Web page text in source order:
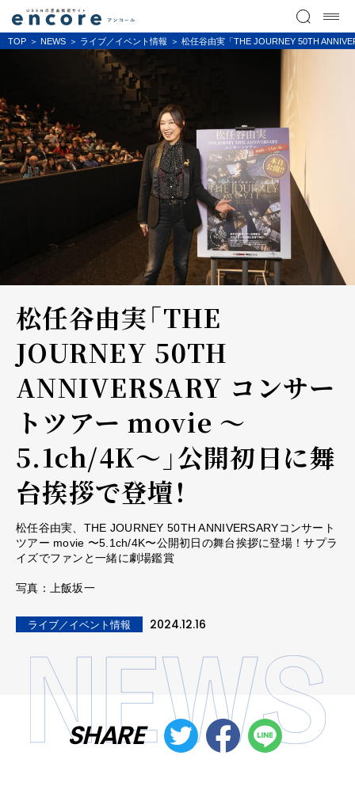
TOP NEWS ライブ／イベント情報 松任谷由実「THE JOURNEY 50TH
松任谷由実「THE
JOURNEY 50TH
ANNIVERSARY コンサー
トツアー movie 〜
5.1ch/4K〜」公開初日に舞
台挨拶で登壇！
松任谷由実、THE JOURNEY 50TH ANNIVERSARYコンサート
ツアー movie 〜5.1ch/4K〜公開初日の舞台挨拶に登場！サプラ
イズでファンと一緒に劇場鑑賞
写真：上飯坂一
ライブ／イベント情報 2024.12.16
SHARE